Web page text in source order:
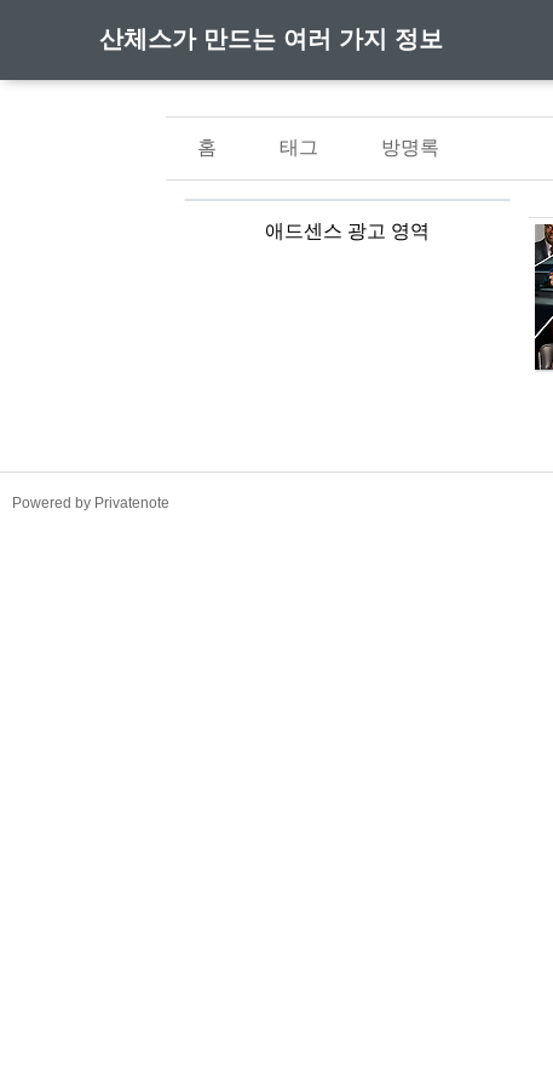
산체스가 만드는 여러 가지 정보
홈 태그 방명록
애드센스 광고 영역
Powered by Privatenote
TistoryWhaleSkin3.4